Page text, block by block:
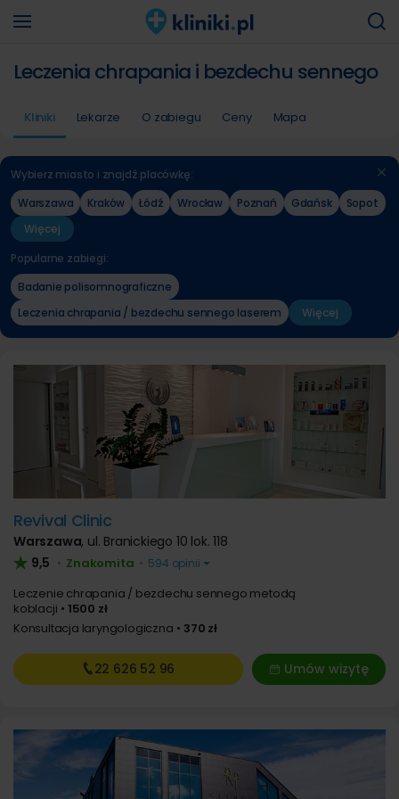
Leczenia chrapania i bezdechu sennego
Kliniki Lekarze O zabiegu Ceny Mapa
Wybierz miasto i znajdź placówkę:
Warszawa
Kraków Łódź Wrocław Poznań Gdańsk
Sopot
Więcej
Popularne zabiegi:
Badanie polisomnograficzne
Leczenia chrapania / bezdechu sennego laserem
Więcej
Revival Clinic
Warszawa, ul. Branickiego 10 lok. 118
9,5 • Znakomita • 594 opinii
Leczenie chrapania / bezdechu sennego metodą
koblacji
1500 zł
Konsultacja laryngologiczna
370 zł
Umów wizytę
22 626 52 96